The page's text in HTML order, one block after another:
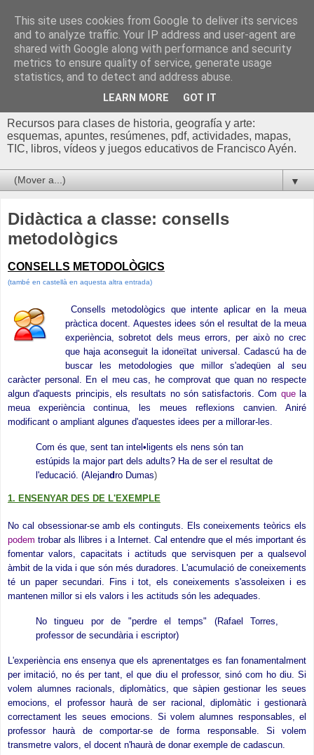
Profesor Francisco |
Recursos de Geografía,
Historia y Arte
Recursos para clases de historia, geografía y arte:
esquemas, apuntes, resúmenes, pdf, actividades, mapas,
TIC, libros, vídeos y juegos educativos de Francisco Ayén.
▼
Didàctica a classe: consells
metodològics
CONSELLS METODOLÒGICS
(també en castellà en aquesta altra entrada)
Consells metodològics que intente aplicar en la meua
pràctica docent. Aquestes idees són el resultat de la meua
experiència, sobretot dels meus errors,per això no crec
que haja aconseguit la idoneïtat universal. Cadascú ha de
buscar les metodologies que millor s'adeqüen al seu
caràcter personal.
En el meu cas, he comprovat que quan no respecte
algun d'aquests principis, els resultats no són satisfactoris. Com que la
meua experiència continua, les meues reflexions canvien. Aniré
modificant o ampliant algunes d'aquestes idees per a millorar-les.
Com és que, sent tan intel•ligents els nens són tan
estúpids la major part dels adults? Ha de ser el resultat de
l'educació. (Alejandro Dumas)
1. ENSENYAR DES DE L'EXEMPLE
No cal obsessionar-se amb els continguts. Els coneixements teòrics els
podem trobar als llibres i a Internet. Cal entendre que el més important és
fomentar valors, capacitats i actituds que servisquen per a qualsevol
àmbit de la vida i que són més duradores. L'acumulació de coneixements
té un paper secundari. Fins i tot, els coneixements s'assoleixen i es
mantenen millor si els valors i les actituds són les adequades.
No tingueu por de "perdre el temps" (Rafael Torres,
professor de secundària i escriptor)
L'experiència ens ensenya que els aprenentatges es fan fonamentalment
per imitació, no és per tant, el que diu el professor, sinó com ho diu. Si
volem alumnes racionals, diplomàtics, que sàpien gestionar les seues
emocions, el professor haurà de ser racional, diplomàtic i gestionarà
correctament les seues emocions. Si volem alumnes responsables, el
professor haurà de comportar-se de forma responsable. Si volem
transmetre valors, el docent n'haurà de donar exemple de cadascun.
This site uses cookies from Google to deliver its services
and to analyze traffic. Your IP address and user-agent are
shared with Google along with performance and security
metrics to ensure quality of service, generate usage
statistics, and to detect and address abuse.
LEARN MORE GOT IT